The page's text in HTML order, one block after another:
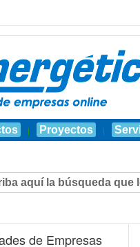
| Proyectos |
de Empresas